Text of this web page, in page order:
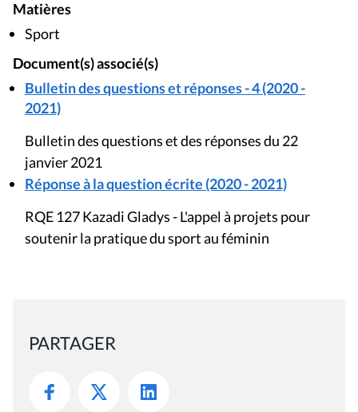
Matières
Sport
Document(s) associé(s)
Bulletin des questions et réponses - 4 (2020 -
2021)
Bulletin des questions et des réponses du 22
janvier 2021
Réponse à la question écrite (2020 - 2021)
RQE 127 Kazadi Gladys - L'appel à projets pour
soutenir la pratique du sport au féminin
PARTAGER